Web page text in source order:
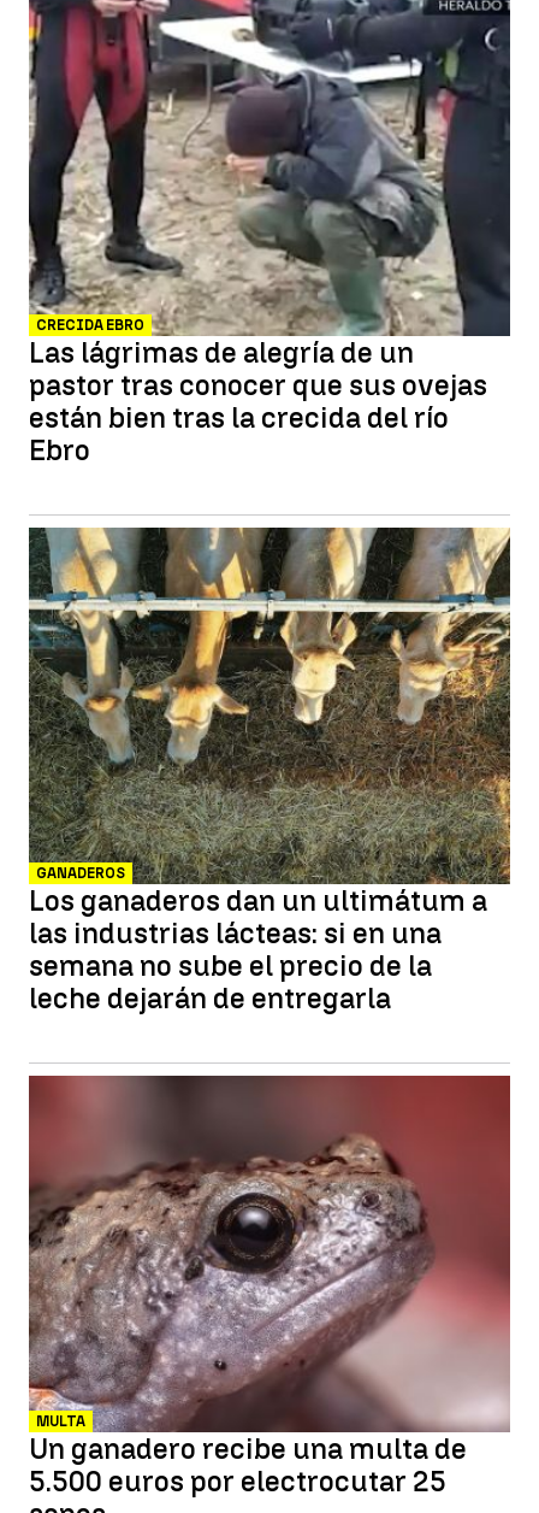
CRECIDA EBRO
Las lágrimas de alegría de un
pastor tras conocer que sus ovejas
están bien tras la crecida del río
Ebro
GANADEROS
Los ganaderos dan un ultimátum a
las industrias lácteas: si en una
semana no sube el precio de la
leche dejarán de entregarla
MULTA
Un ganadero recibe una multa de
5.500 euros por electrocutar 25